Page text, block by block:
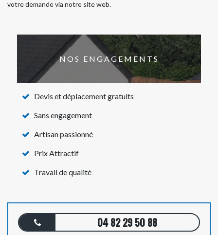
votre demande via notre site web.
NOS ENGAGEMENTS
Devis et déplacement gratuits
Sans engagement
Artisan passionné
Prix Attractif
Travail de qualité
04 82 29 50 88